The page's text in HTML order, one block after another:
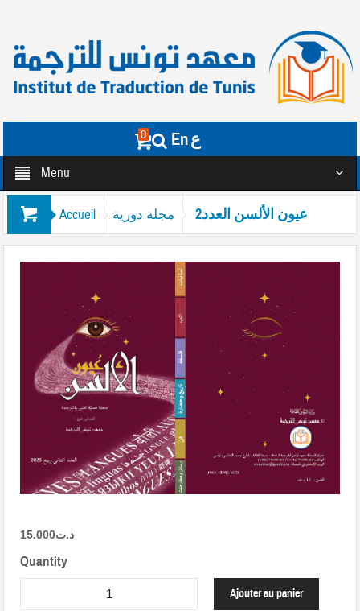
Menu
0 عEn
Accueil مجلة دورية عيون الألسن العدد2
د.ت15.000
Quantity
Ajouter au panier